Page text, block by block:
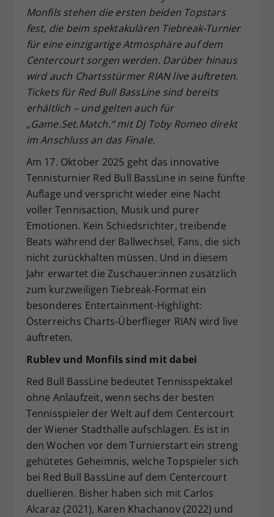
Monfils stehen die ersten beiden Topstars
fest, die beim spektakulären Tiebreak-Turnier
für eine einzigartige Atmosphäre auf dem
Centercourt sorgen werden. Darüber hinaus
wird auch Chartsstürmer RIAN live auftreten.
Tickets für Red Bull BassLine sind bereits
erhältlich –und gelten auch für
„Game.Set.Match.“mit DJ Toby Romeo direkt
im Anschluss an das Finale.
Am 17. Oktober 2025 geht das innovative
Tennisturnier Red Bull BassLine in seine fünfte
Auflage und verspricht wieder eine Nacht
voller Tennisaction, Musik und purer
Emotionen. Kein Schiedsrichter, treibende
Beats während der Ballwechsel, Fans, die sich
nicht zurückhalten müssen. Und in diesem
Jahr erwartet die Zuschauer:innen zusätzlich
zum kurzweiligen Tiebreak-Format ein
besonderes Entertainment-Highlight:
Österreichs Charts-Überflieger RIAN wird live
auftreten.
Rublev und Monfils sind mit dabei
Red Bull BassLine bedeutet Tennisspektakel
ohne Anlaufzeit, wenn sechs der besten
Tennisspieler der Welt auf dem Centercourt
der Wiener Stadthalle aufschlagen. Es ist in
den Wochen vor dem Turnierstart ein streng
gehütetes Geheimnis, welche Topspieler sich
bei Red Bull BassLine auf dem Centercourt
duellieren. Bisher haben sich mit Carlos
Alcaraz (2021), Karen Khachanov (2022) und
Zweck
Dieser Wert speichert Ihre Consent-
Einstellungen. Unter anderem eine
zufällig generierte ID, für die
historische Speicherung Ihrer
vorgenommen Einstellungen, falls der
Webseiten-Betreiber dies eingestellt
hat.